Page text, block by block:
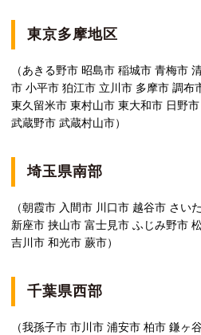
東京多摩地区
（あきる野市 昭島市 稲城市 青梅市
市 小平市 狛江市 立川市 多摩市 調布
東久留米市 東村山市 東大和市 日野
武蔵野市 武蔵村山市）
埼玉県南部
（朝霞市 入間市 川口市 越谷市 さい
新座市 挟山市 富士見市 ふじみ野市
吉川市 和光市 蕨市）
千葉県西部
（我孫子市 市川市 浦安市 柏市 鎌ヶ